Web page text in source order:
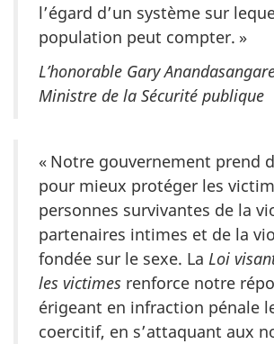
l’égard d’un système sur
population peut compter. »
L’honorable Gary
Ministre de la Sécurité publique
« Notre gouvernement prend
pour mieux protéger les
personnes survivantes de la
partenaires intimes et de la
fondée sur le sexe. La Loi
les victimes renforce notre
érigeant en infraction pénale
coercitif, en s’attaquant aux